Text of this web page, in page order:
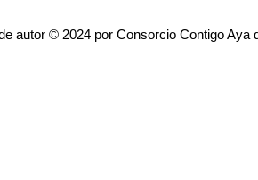
autor © 2024 por Consorcio Contigo